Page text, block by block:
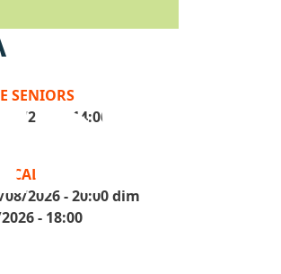
SENIORS
2026 - 14:00
2026 - 20:00 dim
- 18:00